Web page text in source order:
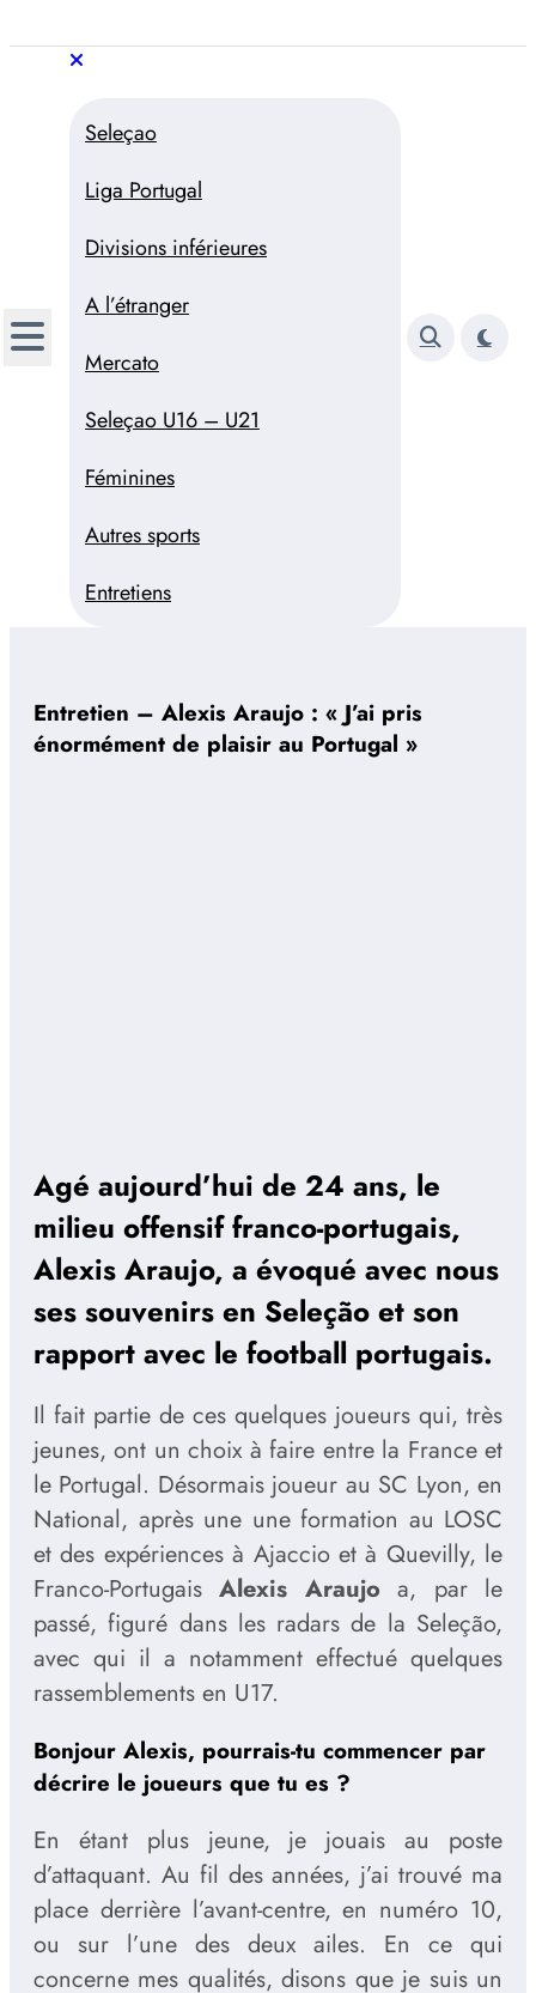
au
Trivela
L'actualité du football portugais
Seleçao
Liga Portugal
Divisions inférieures
A l’étranger
Mercato
Seleçao U16 – U21
Féminines
Autres sports
Entretiens
Entretien – Alexis Araujo : « J’ai pris
énormément de plaisir au Portugal »
Agé aujourd’hui de 24 ans, le
milieu offensif franco-portugais,
Alexis Araujo, a évoqué avec nous
ses souvenirs en Seleção et son
rapport avec le football portugais.
Il fait partie de ces quelques joueurs qui, très
jeunes, ont un choix à faire entre la France et
le Portugal. Désormais joueur au SC Lyon, en
National, après une une formation au LOSC
et des expériences à Ajaccio et à Quevilly, le
Franco-PortugaisAlexis Araujo a, par le
passé, figuré dans les radars de la Seleção,
avec qui il a notamment effectué quelques
rassemblements en U17.
Bonjour Alexis, pourrais-tu commencer par
décrire le joueurs que tu es ?
En étant plus jeune, je jouais au poste
d’attaquant. Au fil des années, j’ai trouvé ma
place derrière l’avant-centre, en numéro 10,
ou sur l’une des deux ailes. En ce qui
concerne mes qualités, disons que je suis un